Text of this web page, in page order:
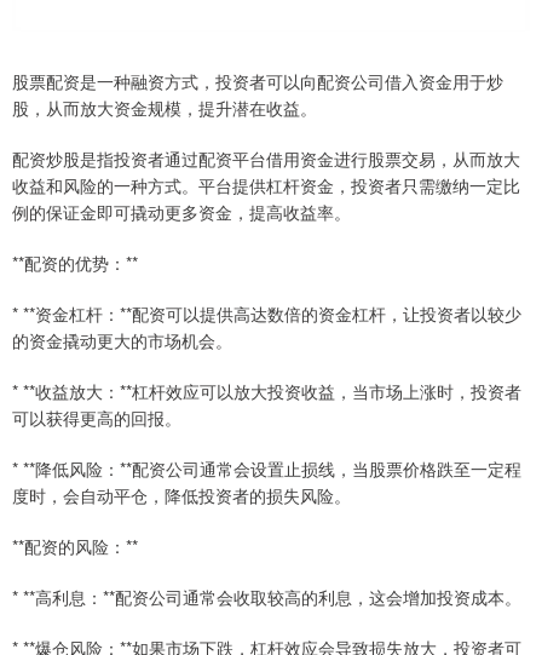
股票配资是一种融资方式，投资者可以向配资公司借入资金用于炒
股，从而放大资金规模，提升潜在收益。
配资炒股是指投资者通过配资平台借用资金进行股票交易，从而放大
收益和风险的一种方式。平台提供杠杆资金，投资者只需缴纳一定比
例的保证金即可撬动更多资金，提高收益率。
**配资的优势：**
* **资金杠杆：**配资可以提供高达数倍的资金杠杆，让投资者以较少
的资金撬动更大的市场机会。
* **收益放大：**杠杆效应可以放大投资收益，当市场上涨时，投资者
可以获得更高的回报。
* **降低风险：**配资公司通常会设置止损线，当股票价格跌至一定程
度时，会自动平仓，降低投资者的损失风险。
**配资的风险：**
* **高利息：**配资公司通常会收取较高的利息，这会增加投资成本。
* **爆仓风险：**如果市场下跌，杠杆效应会导致损失放大，投资者可